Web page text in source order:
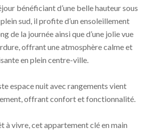
bénéficiant d’une belle hauteur sous
sud, il profite d’un ensoleillement
de la journée ainsi que d’une jolie vue
offrant une atmosphère calme et
en plein centre-ville.
espace nuit avec rangements vient
offrant confort et fonctionnalité.
à vivre, cet appartement clé en main